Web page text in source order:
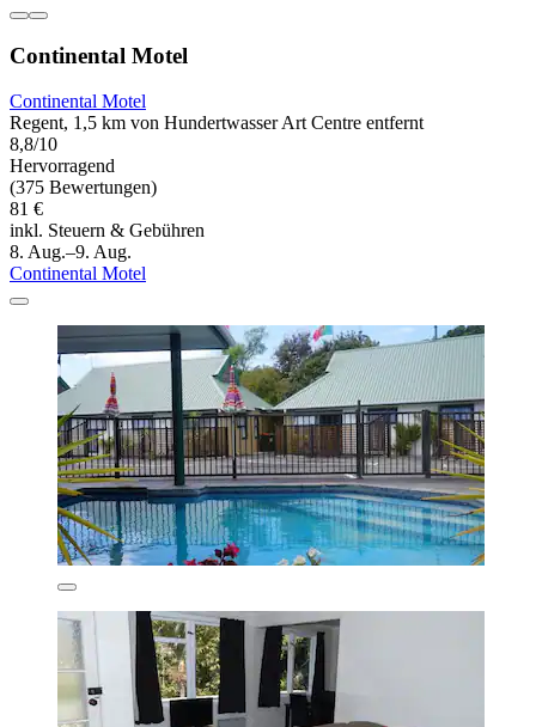
Continental Motel
Continental Motel
Regent, 1,5 km von Hundertwasser Art Centre entfernt
8,8/10
Hervorragend
(375 Bewertungen)
81 €
inkl. Steuern & Gebühren
8. Aug.–9. Aug.
Continental Motel